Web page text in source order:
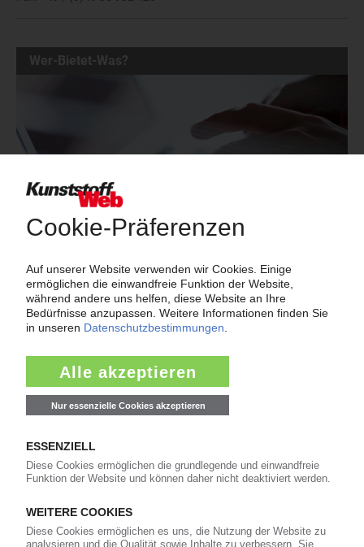
Wer-Bietet-Was?
Das große Branchenbuch der Kunststoffindustrie: Informieren Sie
Dienstleistungen!
verzeichnet – Sie auch?
Produkt- und Firmensuche
Als einer der Internet-Pioniere der Kunststoffindustrie
versorgt das KunststoffWeb bereits seit 1996 die Fach-